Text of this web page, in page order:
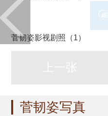
菅韧姿影视剧照（1）
菅韧姿写真